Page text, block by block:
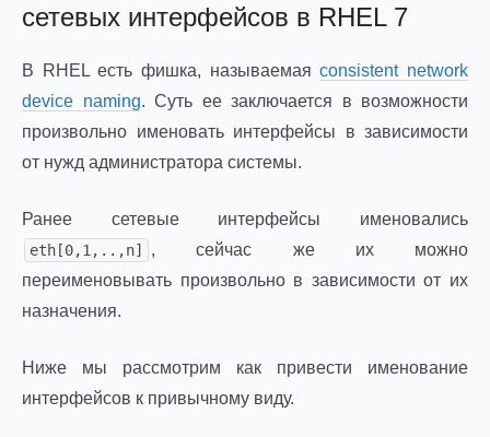
сетевых интерфейсов в RHEL 7
В RHEL есть фишка, называемаяconsistent network
device naming. Суть ее заключается в возможности
произвольно именовать интерфейсы в зависимости
от нужд администратора системы.
Ранее сетевые интерфейсы именовались
eth[0,1,..,n]
, сейчас же их можно
переименовывать произвольно в зависимости от их
назначения.
Ниже мы рассмотрим как привести именование
интерфейсов к привычному виду.